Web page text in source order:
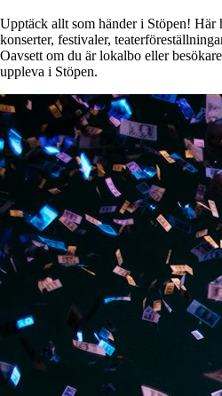
Upptäck allt som händer i Stöpen! Här
konserter, festivaler,
Oavsett om du är lokalbo eller
uppleva i Stöpen.